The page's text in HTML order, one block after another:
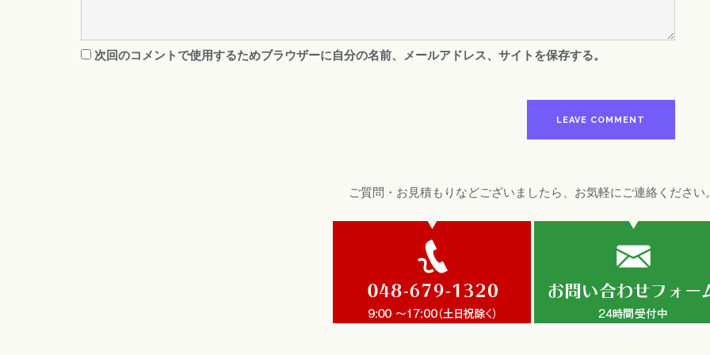
次回のコメントで使用するためブラウザーに自分の名前、メールアドレス、サイトを保存する。
ご質問・お見積もりなどございましたら、お気軽にご連絡ください